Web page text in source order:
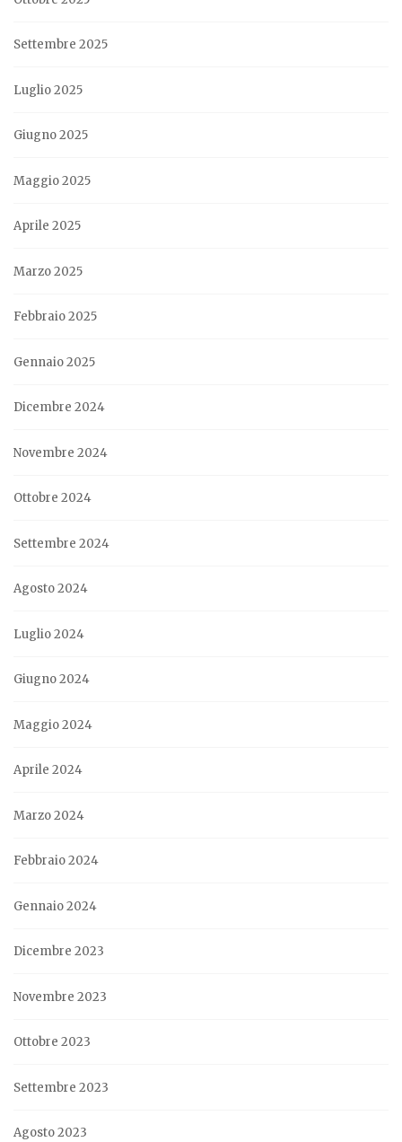
Settembre 2025
Luglio 2025
Giugno 2025
Maggio 2025
Aprile 2025
Marzo 2025
Febbraio 2025
Gennaio 2025
Dicembre 2024
Novembre 2024
Ottobre 2024
Settembre 2024
Agosto 2024
Luglio 2024
Giugno 2024
Maggio 2024
Aprile 2024
Marzo 2024
Febbraio 2024
Gennaio 2024
Dicembre 2023
Novembre 2023
Ottobre 2023
Settembre 2023
Agosto 2023